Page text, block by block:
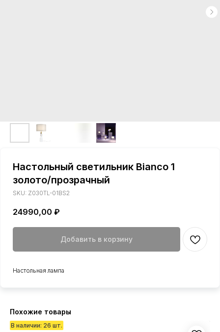
Настольный светильник Bianco 1
золото/прозрачный
SKU: Z030TL-01BS2
24990,00 ₽
Добавить в корзину
Настольная лампа
Похожие товары